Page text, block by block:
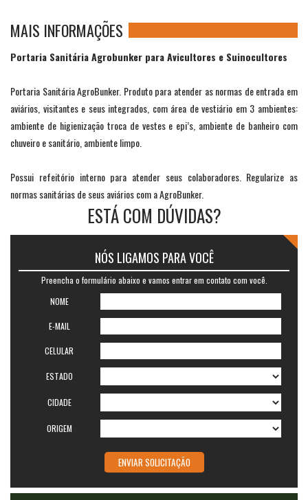
MAIS INFORMAÇÕES
Portaria Sanitária Agrobunker para Avicultores e Suinocultores
Portaria Sanitária AgroBunker. Produto para atender as normas de entrada em
aviários, visitantes e seus integrados, com área de vestiário em 3 ambientes:
ambiente de higienização troca de vestes e epi’s, ambiente de banheiro com
chuveiro e sanitário, ambiente limpo.
Possui refeitório interno para atender seus colaboradores. Regularize as
normas sanitárias de seus aviários com a AgroBunker.
ESTÁ COM DÚVIDAS?
NÓS LIGAMOS PARA VOCÊ
Preencha o formulário abaixo e vamos entrar em contato com você.
NOME
E-MAIL
CELULAR
ESTADO
CIDADE
ORIGEM